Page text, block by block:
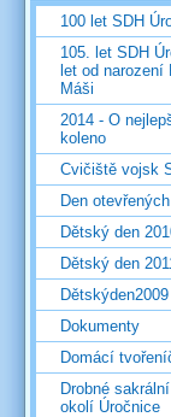
100 let SDH
105. let SDH
let od narození
Máši
2014 - O
koleno
Cvičiště vojsk
Den
Dětský den
Dětský den
Dětskýden2009
Dokumenty
Domácí
Drobné
okolí Úročnice